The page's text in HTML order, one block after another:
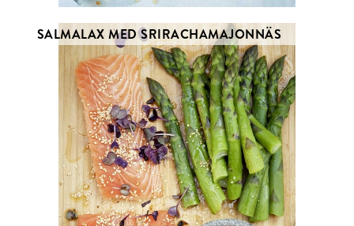
SALMALAX MED SRIRACHAMAJONNÄS